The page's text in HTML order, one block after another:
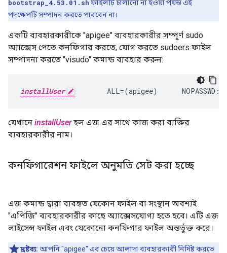
bootstrap_4.53.01.sh ফাইলটি চালানো না হওয়া পর্যন্ত এই
পদক্ষেপটি সম্পাদন করতে পারবেন না।
একটি ব্যবহারকারীকে "apigee" ব্যবহারকারীর সম্পূর্ণ sudo
অ্যাক্সেস পেতে কনফিগার করতে, যোগ করতে sudoers ফাইল
সম্পাদনা করতে "visudo" কমান্ড ব্যবহার করুন:
installUser
ALL=(apigee)      NOPASSWD:
যেখানে installUserহল এজ এর সাথে কাজ করা ব্যক্তির
ব্যবহারকারীর নাম।
কনফিগারেশন ফাইলে অনুমতি সেট করা হচ্ছে
এজ কমান্ড দ্বারা ব্যবহৃত যেকোন ফাইল বা সংস্থান অবশ্যই
"এপিজি" ব্যবহারকারীর কাছে অ্যাক্সেসযোগ্য হতে হবে। এটি এজ
লাইসেন্স ফাইল এবং যেকোনো কনফিগার ফাইল অন্তর্ভুক্ত করে।
দ্রষ্টব্য: আপনি "apigee" এর চেয়ে আলাদা ব্যবহারকারী নির্দিষ্ট করতে